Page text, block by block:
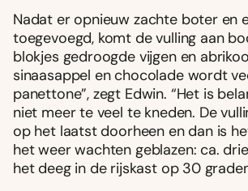
Nadat er opnieuw zachte boter en
toegevoegd, komt de vulling aan
blokjes gedroogde vijgen en
sinaasappel en chocolade wordt
panettone”, zegt Edwin. “Het is
niet meer te veel te kneden. De
op het laatst doorheen en dan is
het weer wachten geblazen: ca.
het deeg in de rijskast op 30